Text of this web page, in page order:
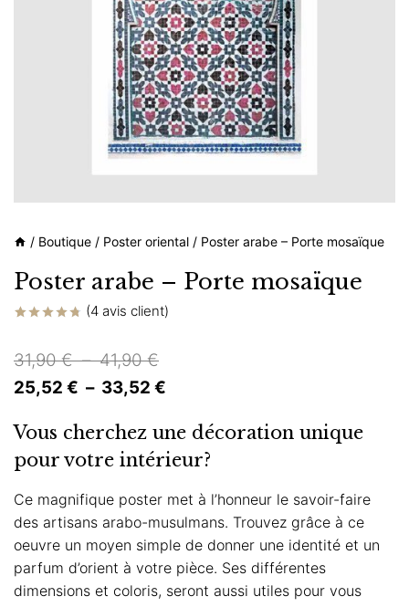
/ Boutique / Poster oriental / Poster arabe – Porte mosaïque
Poster arabe – Porte mosaïque
sur
notations
client
(4 avis client)
31,90€ – 41,90€Plage
de
31,90 €
à
41,90 €
25,52 € – 33,52 €
prix :
25,52 €
à
33,52 €
Vous cherchez une décoration unique
pour votre intérieur?
Ce magnifique poster met à l’honneur le savoir-faire
des artisans arabo-musulmans. Trouvez grâce à ce
oeuvre un moyen simple de donner une identité et un
parfum d’orient à votre pièce. Ses différentes
dimensions et coloris, seront aussi utiles pour vous